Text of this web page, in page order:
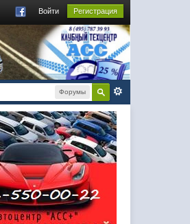
Войти Регистрация
Форумы